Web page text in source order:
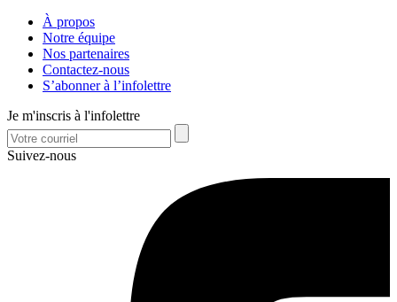
À propos
Notre équipe
Nos partenaires
Contactez-nous
S’abonner à l’infolettre
Je m'inscris à l'infolettre
Suivez-nous